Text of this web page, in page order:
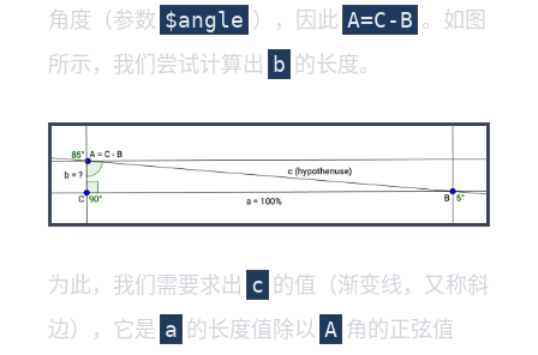
角度（参数 $angle ），因此 A=C-B 。如图
所示，我们尝试计算出 b 的长度。
为此，我们需要求出 c 的值（渐变线，又称斜
边），它是 a 的长度值除以 A 角的正弦值